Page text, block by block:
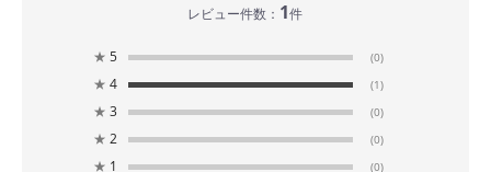
レビュー件数： 1件
★ 5 (0)
★ 4 (1)
★ 3 (0)
★ 2 (0)
★ 1 (0)